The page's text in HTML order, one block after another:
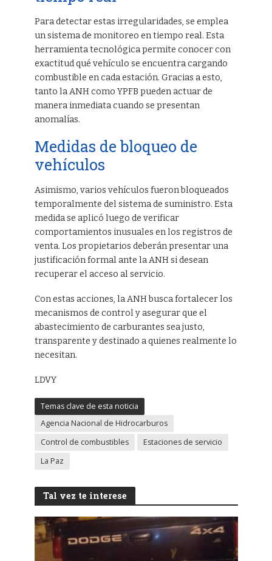
Para detectar estas irregularidades, se emplea
un sistema de monitoreo en tiempo real. Esta
herramienta tecnológica permite conocer con
exactitud qué vehículo se encuentra cargando
combustible en cada estación. Gracias a esto,
tanto la ANH como YPFB pueden actuar de
manera inmediata cuando se presentan
anomalías.
Medidas de bloqueo de
vehículos
Asimismo, varios vehículos fueron bloqueados
temporalmente del sistema de suministro. Esta
medida se aplicó luego de verificar
comportamientos inusuales en los registros de
venta. Los propietarios deberán presentar una
justificación formal ante la ANH si desean
recuperar el acceso al servicio.
Con estas acciones, la ANH busca fortalecer los
mecanismos de control y asegurar que el
abastecimiento de carburantes sea justo,
transparente y destinado a quienes realmente lo
necesitan.
LDVY
Temas clave de esta noticia
Agencia Nacional de Hidrocarburos
Control de combustibles
Estaciones de servicio
La Paz
Tal vez te interese